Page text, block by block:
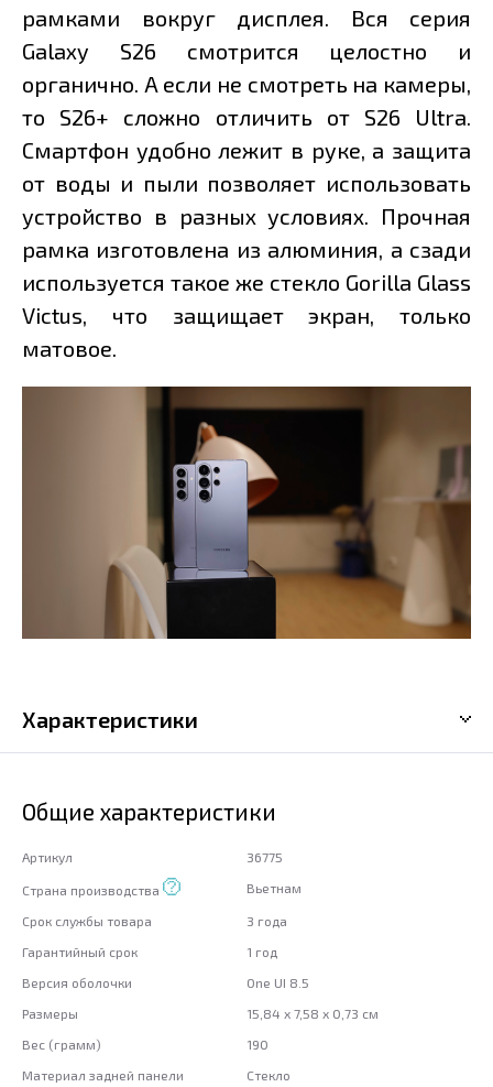
рамками вокруг дисплея. Вся серия
Galaxy S26 смотрится целостно и
органично. А если не смотреть на камеры,
то S26+ сложно отличить от S26 Ultra.
Смартфон удобно лежит в руке, а защита
от воды и пыли позволяет использовать
устройство в разных условиях. Прочная
рамка изготовлена из алюминия, а сзади
используется такое же стекло Gorilla Glass
Victus, что защищает экран, только
матовое.
Характеристики
Общие характеристики
Артикул 36775
Страна производства Вьетнам
Срок службы товара
3 года
Гарантийный срок
1 год
Версия оболочки
One UI 8.5
Размеры
15,84 x 7,58 x 0,73 см
Вес (грамм)
190
Материал задней панели
Стекло